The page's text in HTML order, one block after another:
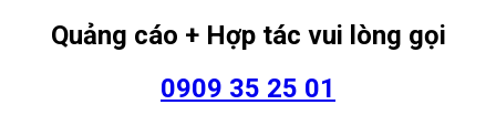
Quảng cáo + Hợp tác vui lòng gọi
0909 35 25 01